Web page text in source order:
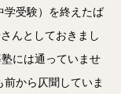
学受験）を終えたば
んとしておきまし
には通っていませ
から仄聞していま